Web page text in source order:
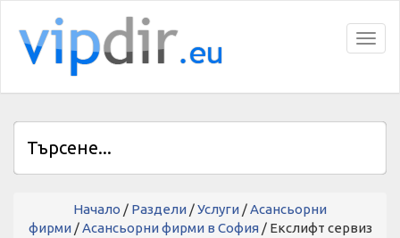
Начало / Раздели /Услуги /Асансьорни
фирми/Асансьорни фирми в София/ Екслифт сервиз